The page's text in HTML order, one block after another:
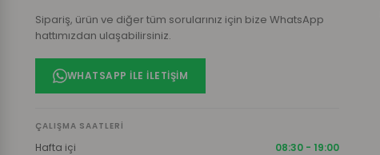
Sipariş, ürün ve diğer tüm sorularınız için bize WhatsApp
hattımızdan ulaşabilirsiniz.
WHATSAPP ILE İLETIŞIM
ÇALIŞMA SAATLERI
Hafta içi
08:30 - 19:00